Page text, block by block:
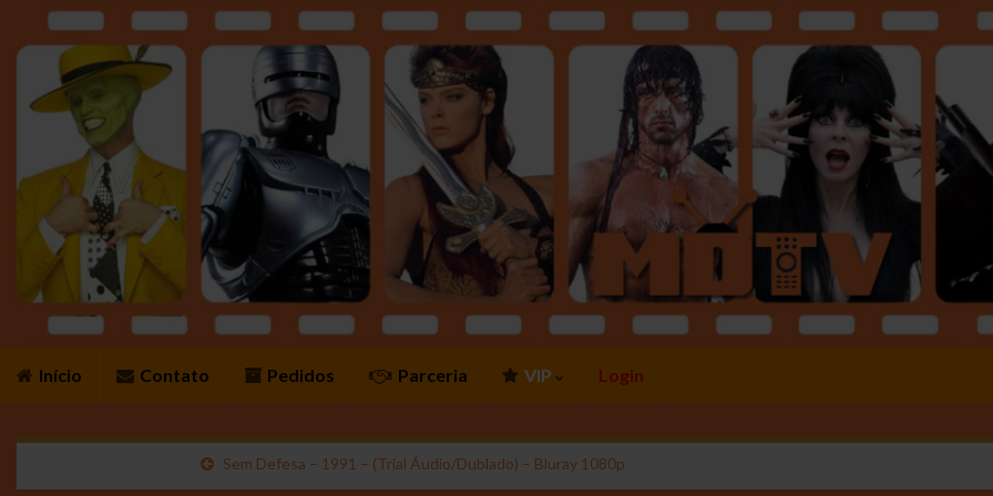
Início Contato Pedidos Parceria VIP Login
Sem Defesa – 1991 – (Trial Áudio/Dublado) – Bluray 1080p